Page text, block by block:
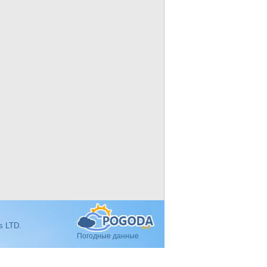
LTD.
Погодные данные